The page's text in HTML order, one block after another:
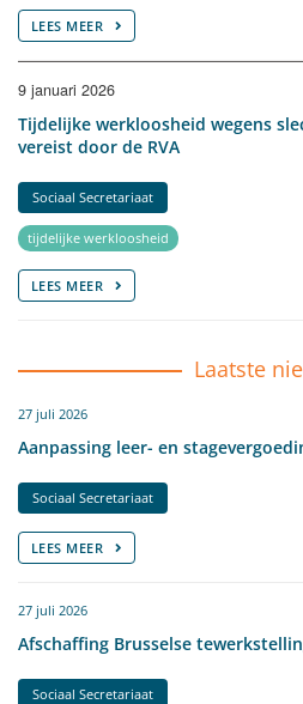
LEES MEER
9 januari 2026
Tijdelijke werkloosheid wegens
vereist door de RVA
Sociaal Secretariaat
tijdelijke werkloosheid
LEES MEER
Laatste
27 juli 2026
Aanpassing leer- en
Sociaal Secretariaat
LEES MEER
27 juli 2026
Afschaffing Brusselse
Sociaal Secretariaat